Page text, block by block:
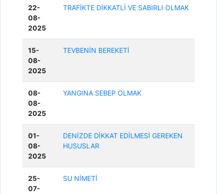
22-
08-
2025
TRAFİKTE DİKKATLİ VE SABIRLI OLMAK
15-
08-
2025
TEVBENİN BEREKETİ
08-
08-
2025
YANGINA SEBEP OLMAK
01-
08-
2025
DENİZDE DİKKAT EDİLMESİ GEREKEN
HUSUSLAR
25-
07-
SU NİMETİ